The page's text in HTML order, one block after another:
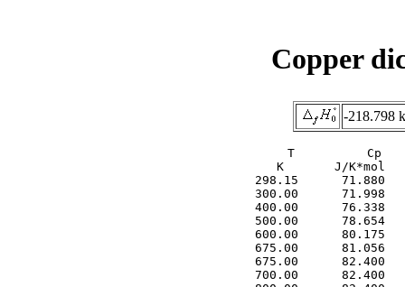
Copper
-218.798
T          Cp
K       J/K*mol
298.15      71.880
300.00      71.998
400.00      76.338
500.00      78.654
600.00      80.175
675.00      81.056
675.00      82.400
700.00      82.400